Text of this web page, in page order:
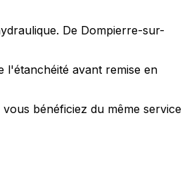
De Dompierre-sur-
l'étanchéité avant remise en
bénéficiez du même service